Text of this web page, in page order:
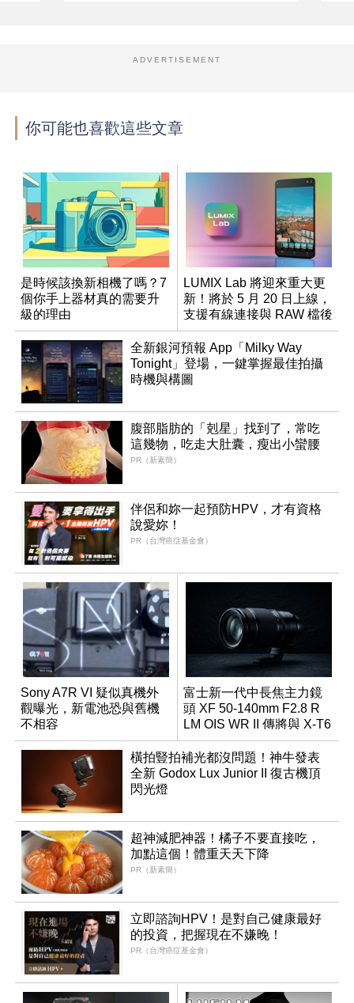
ADVERTISEMENT
你可能也喜歡這些文章
是時候該換新相機了嗎？7
個你手上器材真的需要升
級的理由
LUMIX Lab 將迎來重大更
新！將於 5 月 20 日上線，
支援有線連接與 RAW 檔後
製
全新銀河預報 App「Milky Way
Tonight」登場，一鍵掌握最佳拍攝
時機與構圖
腹部脂肪的「剋星」找到了，常吃
這幾物，吃走大肚囊，瘦出小蠻腰
PR（新素簡）
伴侶和妳一起預防HPV，才有資格
說愛妳！
PR（台灣癌症基金會）
Sony A7R VI 疑似真機外
觀曝光，新電池恐與舊機
不相容
富士新一代中長焦主力鏡
頭 XF 50-140mm F2.8 R
LM OIS WR II 傳將與 X-T6
同步亮相
橫拍豎拍補光都沒問題！神牛發表
全新 Godox Lux Junior II 復古機頂
閃光燈
超神減肥神器！橘子不要直接吃，
加點這個！體重天天下降
PR（新素簡）
立即諮詢HPV！是對自己健康最好
的投資，把握現在不嫌晚！
PR（台灣癌症基金會）